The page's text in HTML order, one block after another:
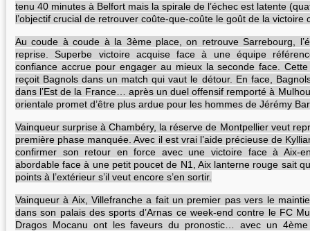
tenu 40 minutes à Belfort mais la spirale de l’échec est latente
l’objectif crucial de retrouver coûte-que-coûte le goût de la victoire
Au coude à coude à la 3ème place, on retrouve Sarrebourg,
reprise. Superbe victoire acquise face à une équipe
confiance accrue pour engager au mieux la seconde face.
reçoit Bagnols dans un match qui vaut le détour. En face,
dans l’Est de la France… après un duel offensif remporté à
orientale promet d’être plus ardue pour les hommes de Jérémy
Vainqueur surprise à Chambéry, la réserve de Montpellier veut
première phase manquée. Avec il est vrai l’aide précieuse de
confirmer son retour en force avec une victoire face à Aix-
abordable face à une petit poucet de N1, Aix lanterne rouge sait
points à l’extérieur s’il veut encore s’en sortir.
Vainqueur à Aix, Villefranche a fait un premier pas vers le
dans son palais des sports d’Arnas ce week-end contre le FC
Dragos Mocanu ont les faveurs du pronostic… avec un 4ème